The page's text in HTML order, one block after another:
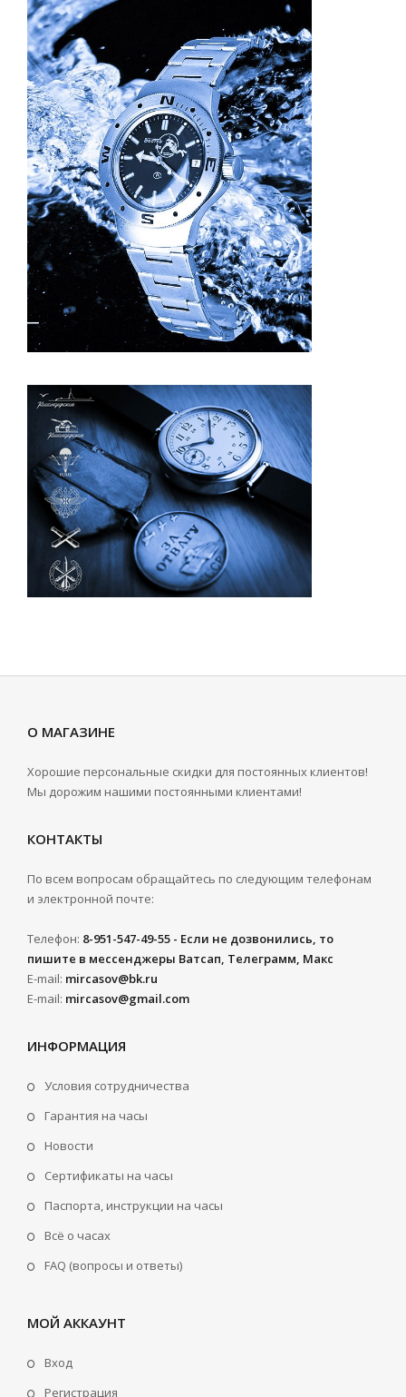
О МАГАЗИНЕ
Хорошие персональные скидки для постоянных клиентов!
Мы дорожим нашими постоянными клиентами!
КОНТАКТЫ
По всем вопросам обращайтесь по следующим телефонам
и электронной почте:
Телефон: 8-951-547-49-55 - Если не дозвонились, то
пишите в мессенджеры Ватсап, Телеграмм, Макс
E-mail: mircasov@bk.ru
E-mail: mircasov@gmail.com
ИНФОРМАЦИЯ
Условия сотрудничества
Гарантия на часы
Новости
Сертификаты на часы
Паспорта, инструкции на часы
Всё о часах
FAQ (вопросы и ответы)
МОЙ АККАУНТ
Вход
Регистрация